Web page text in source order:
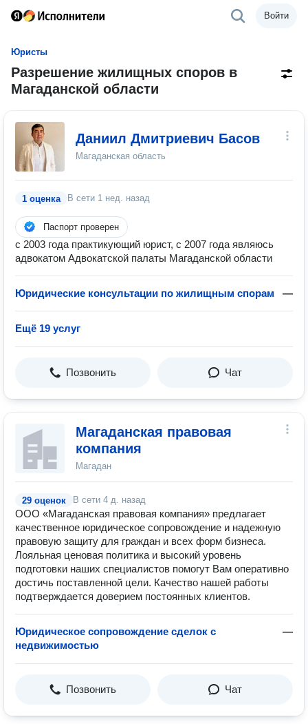
Войти
Юристы
Разрешение жилищных споров в
Магаданской области
Даниил Дмитриевич Басов
Магаданская область
1 оценка В сети 1 нед. назад
Паспорт проверен
с 2003 года практикующий юрист, с 2007 года являюсь
адвокатом Адвокатской палаты Магаданской области
Юридические консультации по жилищным спорам —
Ещё 19 услуг
Позвонить Чат
Магаданская правовая
компания
Магадан
29 оценок В сети 4 д. назад
ООО «Магаданская правовая компания» предлагает
качественное юридическое сопровождение и надежную
правовую защиту для граждан и всех форм бизнеса.
Лояльная ценовая политика и высокий уровень
подготовки наших специалистов помогут Вам оперативно
достичь поставленной цели. Качество нашей работы
подтверждается доверием постоянных клиентов.
Юридическое сопровождение сделок с
недвижимостью
—
Позвонить Чат